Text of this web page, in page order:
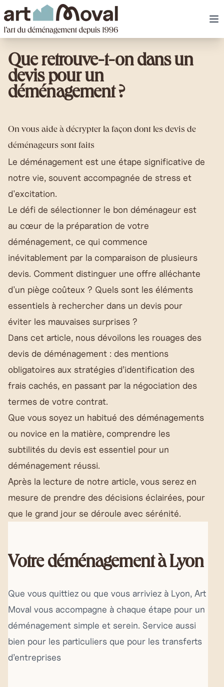
art Moval
Que retrouve-t-on dans un
devis pour un
déménagement ?
On vous aide à décrypter la façon dont les devis de
déménageurs sont faits
Le déménagement est une étape significative de
notre vie, souvent accompagnée de stress et
d'excitation.
Le défi de sélectionner le bon déménageur est
au cœur de la préparation de votre
déménagement, ce qui commence
inévitablement par la comparaison de plusieurs
devis. Comment distinguer une offre alléchante
d'un piège coûteux ? Quels sont les éléments
essentiels à rechercher dans un devis pour
éviter les mauvaises surprises ?
Dans cet article, nous dévoilons les rouages des
devis de déménagement : des mentions
obligatoires aux stratégies d’identification des
frais cachés, en passant par la négociation des
termes de votre contrat.
Que vous soyez un habitué des déménagements
ou novice en la matière, comprendre les
subtilités du devis est essentiel pour un
déménagement réussi.
Après la lecture de notre article, vous serez en
mesure de prendre des décisions éclairées, pour
que le grand jour se déroule avec sérénité.
Votre déménagement à Lyon
Que vous quittiez ou que vous arriviez à Lyon, Art
Moval vous accompagne à chaque étape pour un
déménagement simple et serein. Service aussi
bien pour les particuliers que pour les transferts
d’entreprises